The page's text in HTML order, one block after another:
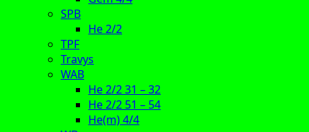
SPB
He 2/2
TPF
Travys
WAB
He 2/2 31 – 32
He 2/2 51 – 54
He(m) 4/4